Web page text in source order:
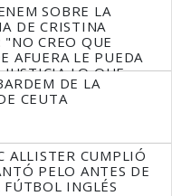
SOBRE LA
DE CRISTINA
"NO CREO QUE
AFUERA LE PUEDA
JUSTICIA LO QUE
DE LA
CEUTA
ALLISTER CUMPLIÓ
PELO ANTES DE
FÚTBOL INGLÉS